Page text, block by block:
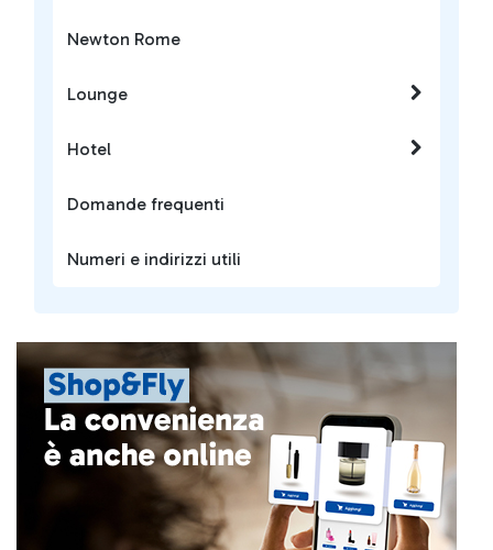
Newton Rome
Lounge
Hotel
Domande frequenti
Numeri e indirizzi utili